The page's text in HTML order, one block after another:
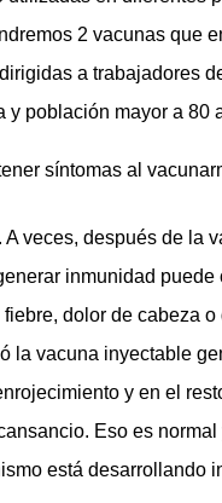
2 vacunas que
a trabajadores
y población mayor a 80
síntomas al
A veces, después de la
inmunidad puede
fiebre, dolor de cabeza o
la vacuna inyectable
y en el
Eso es
está desarrollando